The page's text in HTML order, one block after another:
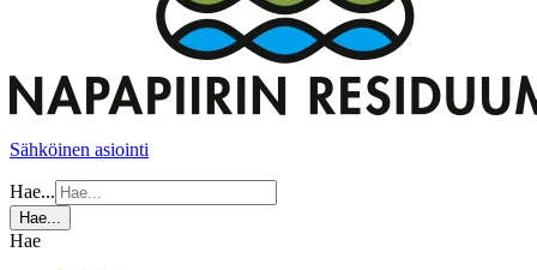
Sähköinen asiointi
Hae...
Hae...
Hae